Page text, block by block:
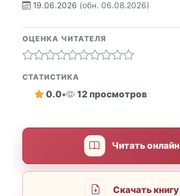
19.06.2026 (обн. 06.08.2026)
ОЦЕНКА ЧИТАТЕЛЯ
СТАТИСТИКА
0.0• 12 просмотров
Читать онлайн
Скачать книгу